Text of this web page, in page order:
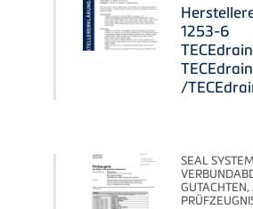
1253-6
/
SEAL SYSTEM
GUTACHTEN,